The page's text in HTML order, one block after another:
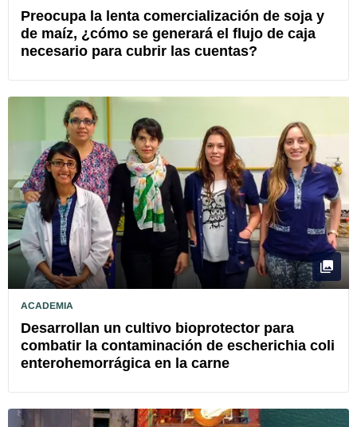
Preocupa la lenta comercialización de soja y
de maíz, ¿cómo se generará el flujo de caja
necesario para cubrir las cuentas?
ACADEMIA
Desarrollan un cultivo bioprotector para
combatir la contaminación de escherichia coli
enterohemorrágica en la carne